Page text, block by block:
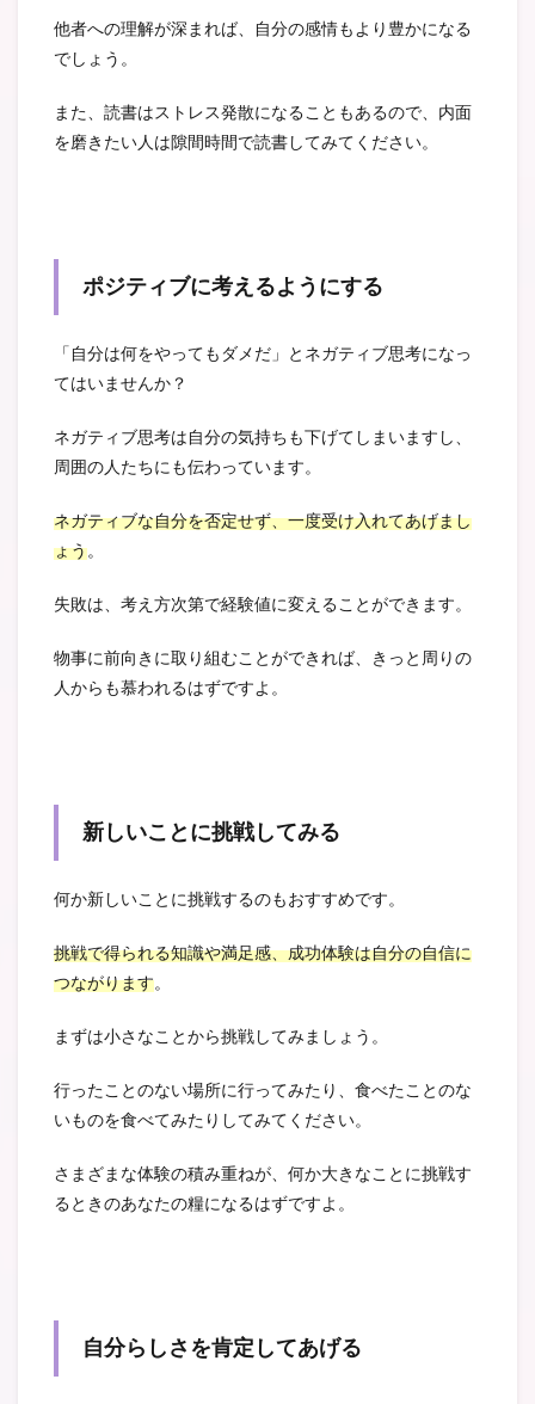
他者への理解が深まれば、自分の感情もより豊かになる
でしょう。
また、読書はストレス発散になることもあるので、内面
を磨きたい人は隙間時間で読書してみてください。
ポジティブに考えるようにする
「自分は何をやってもダメだ」とネガティブ思考になっ
てはいませんか？
ネガティブ思考は自分の気持ちも下げてしまいますし、
周囲の人たちにも伝わっています。
ネガティブな自分を否定せず、一度受け入れてあげまし
ょう。
失敗は、考え方次第で経験値に変えることができます。
物事に前向きに取り組むことができれば、きっと周りの
人からも慕われるはずですよ。
新しいことに挑戦してみる
何か新しいことに挑戦するのもおすすめです。
挑戦で得られる知識や満足感、成功体験は自分の自信に
つながります。
まずは小さなことから挑戦してみましょう。
行ったことのない場所に行ってみたり、食べたことのな
いものを食べてみたりしてみてください。
さまざまな体験の積み重ねが、何か大きなことに挑戦す
るときのあなたの糧になるはずですよ。
自分らしさを肯定してあげる